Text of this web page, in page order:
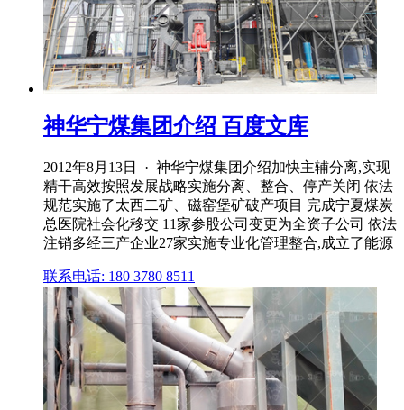
神华宁煤集团介绍 百度文库
2012年8月13日 · 神华宁煤集团介绍加快主辅分离,实现
精干高效按照发展战略实施分离、整合、停产关闭 依法
规范实施了太西二矿、磁窑堡矿破产项目 完成宁夏煤炭
总医院社会化移交 11家参股公司变更为全资子公司 依法
注销多经三产企业27家实施专业化管理整合,成立了能源
联系电话: 180 3780 8511